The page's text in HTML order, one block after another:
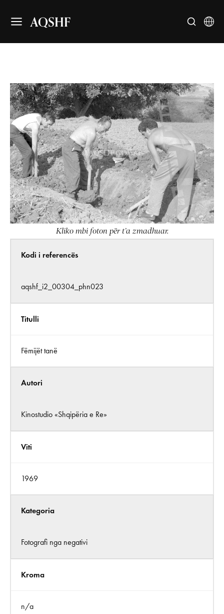
AQSHF
Kliko mbi foton për t’a zmadhuar.
Kodi i referencës
aqshf_i2_00304_phn023
Titulli
Fëmijët tanë
Autori
Kinostudio «Shqipëria e Re»
Viti
1969
Kategoria
Fotografi nga negativi
Kroma
n/a